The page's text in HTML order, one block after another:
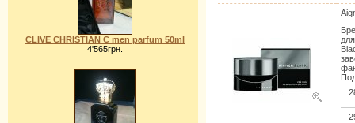
CLIVE CHRISTIAN C men parfum 50ml
4'565грн.